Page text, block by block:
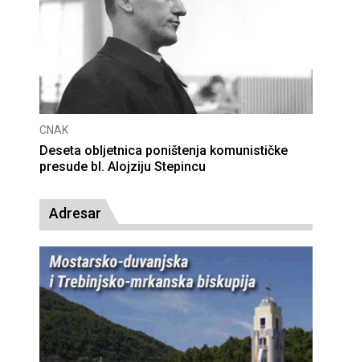
CNAK
Deseta obljetnica poništenja komunističke
presude bl. Alojziju Stepincu
Adresar